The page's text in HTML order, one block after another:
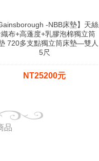
Gainsborough -NBB床墊】天絲
布+高蓬度+乳膠泡棉獨立筒
720多支點獨立筒床墊—雙人
5尺
NT25200元
品